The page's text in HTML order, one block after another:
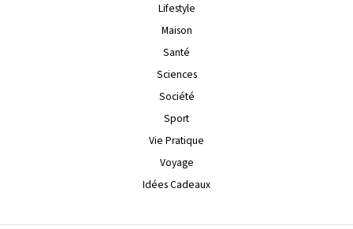
Lifestyle
Maison
Santé
Sciences
Société
Sport
Vie Pratique
Voyage
Idées Cadeaux